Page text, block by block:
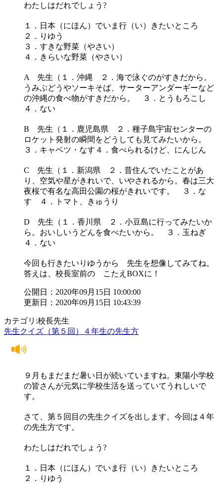
わたしはだれでしょう?
１．日本（にほん）でいま行（い）きたいところ
２．りゆう
３．すきな野菜（やさい）
４．きらいな野菜（やさい）
A 先生（１．沖縄 ２．海で泳ぐのがすきだから。
うみぶどうやソーキそば、サーターアンダーギーなど
の沖縄の食べ物がすきだから。 ３．とうもろこし
４．ない
B 先生（１．鹿児島県 ２．種子島宇宙センターの
ロケット発射の瞬間をどうしても見てみたいから。
３．キャベツ・なす４．食べられるけど、にんじん
C 先生（１．新潟県 ２．昔住んでいたことがあ
り、空気や星がきれいで、いやされるから。春は三大
夜桜で有名な高田公園の桜がきれいです。 ３．な
す ４．トマト、きゅうり
D 先生（１．香川県 ２．小豆島に行ってみたいか
ら。おいしいうどんを食べたいから。 ３．玉ねぎ
４．ない
今回も行きたいりゆうから 先生を想像してみてね。
答えは、校長室前の こたえBOXに！
公開日：2020年09月15日 10:00:00
更新日：2020年09月15日 10:43:39
カテゴリ:校長先生
先生クイズ（第５回）４年生の先生方
９月もまだまだ暑い日が続いていますね。東陽小学校
の皆さんが元気に学校生活を送っていてうれしいで
す。
さて、第５回目の先生クイズを出します。今回は４年
の先生方です。
わたしはだれでしょう?
１．日本（にほん）でいま行（い）きたいところ
２．りゆう